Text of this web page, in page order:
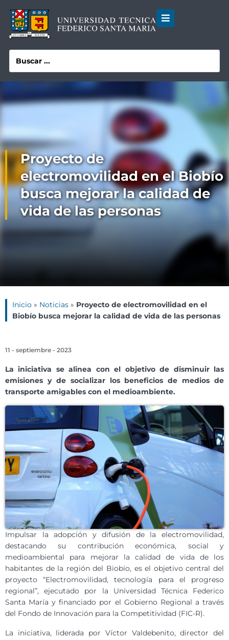
Proyecto de
electromovilidad en el Biobío
busca mejorar la calidad de
vida de las personas
Inicio » Noticias » Proyecto de electromovilidad en el
Biobío busca mejorar la calidad de vida de las personas
11 - septiembre - 2023
La iniciativa se alinea con el objetivo de disminuir las
emisiones y de socializar los beneficios de medios de
transporte amigables con el medioambiente.
Impulsar la adopción y difusión de la electromovilidad,
destacando su contribución económica, social y
medioambiental para mejorar la calidad de vida de los
habitantes de la región del Biobío, es el objetivo central del
proyecto “Electromovilidad, tecnología para el progreso
regional”, ejecutado por la Universidad Técnica Federico
Santa María y financiado por el Gobierno Regional a través
del Fondo de Innovación para la Competitividad (FIC-R).
La iniciativa, liderada por Víctor Valdebenito, director del